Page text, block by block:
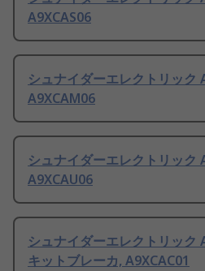
A9XCAS06
シュナイダーエレクトリッ
A9XCAM06
シュナイダーエレクトリッ
A9XCAU06
シュナイダーエレクトリッ
キットブレーカ, A9XCAC01